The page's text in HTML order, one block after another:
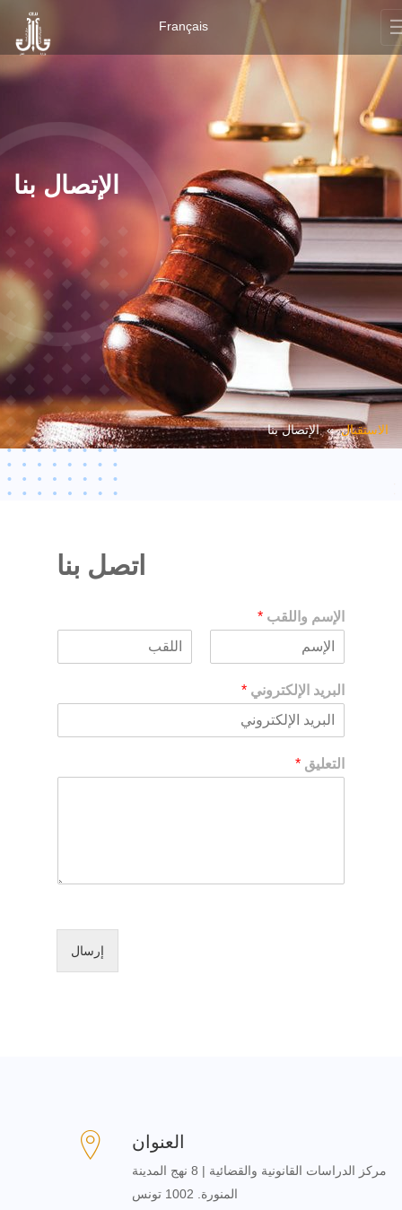
الإتصال بنا
الاستقبال» الإتصال بنا
اتصل بنا
الإسم واللقب *
a
s
البريد الإلكتروني *
التعليق *
إرسال
العنوان
مركز الدراسات القانونية والقضائية | 8 نهج المدينة
المنورة. 1002
تونس
Français